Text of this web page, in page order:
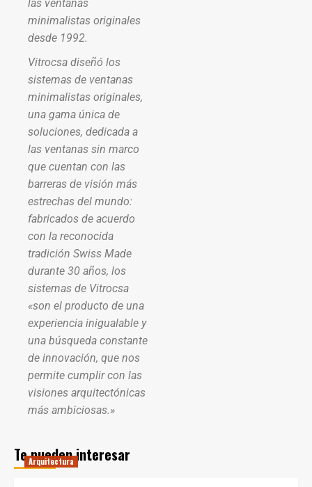
las ventanas
minimalistas originales
desde 1992.
Vitrocsa diseñó los
sistemas de ventanas
minimalistas originales,
una gama única de
soluciones, dedicada a
las ventanas sin marco
que cuentan con las
barreras de visión más
estrechas del mundo:
fabricados de acuerdo
con la reconocida
tradición Swiss Made
durante 30 años, los
sistemas de Vitrocsa
«son el producto de una
experiencia inigualable y
una búsqueda constante
de innovación, que nos
permite cumplir con las
visiones arquitectónicas
más ambiciosas.»
Te pueden interesar
Arquitectura